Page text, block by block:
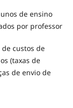
de ensino
por professor
de custos de
(taxas de
de envio de